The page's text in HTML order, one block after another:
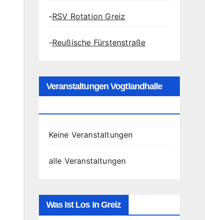
-RSV Rotation Greiz
-Reußische Fürstenstraße
Veranstaltungen Vogtlandhalle
Keine Veranstaltungen
alle Veranstaltungen
Was Ist Los In Greiz